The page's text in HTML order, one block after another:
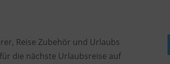
Reise Zubehör und Urlaubs
die nächste Urlaubsreise auf